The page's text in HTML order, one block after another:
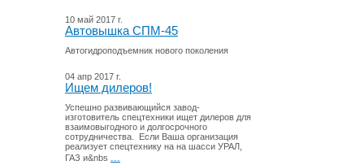
10 май 2017 г.
Автовышка СПМ-45
Автогидроподъемник нового поколения
04 апр 2017 г.
Ищем дилеров!
Успешно развивающийся завод-
изготовитель спецтехники ищет дилеров для
взаимовыгодного и долгосрочного
сотрудничества. Если Ваша организация
реализует спецтехнику на на шасси УРАЛ,
ГАЗ и&nbs ...